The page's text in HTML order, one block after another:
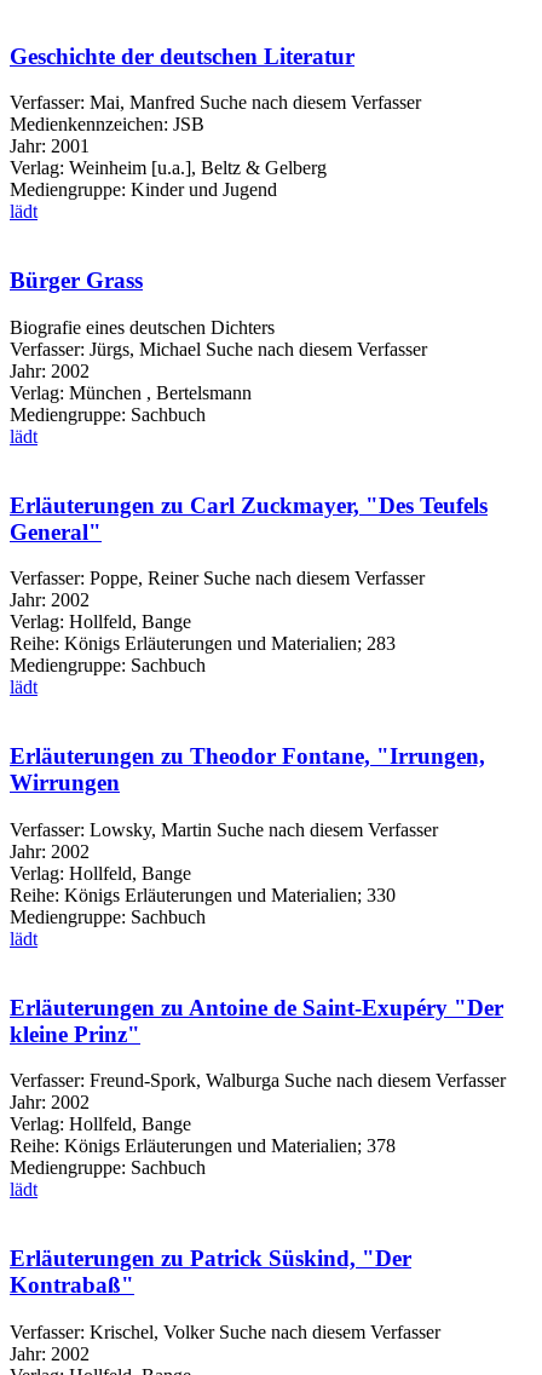
Geschichte der deutschen Literatur
Verfasser: Mai, Manfred Suche nach diesem Verfasser
Medienkennzeichen: JSB
Jahr: 2001
Verlag: Weinheim [u.a.], Beltz & Gelberg
Mediengruppe: Kinder und Jugend
lädt
Bürger Grass
Biografie eines deutschen Dichters
Verfasser: Jürgs, Michael Suche nach diesem Verfasser
Jahr: 2002
Verlag: München , Bertelsmann
Mediengruppe: Sachbuch
lädt
Erläuterungen zu Carl Zuckmayer, "Des Teufels
General"
Verfasser: Poppe, Reiner Suche nach diesem Verfasser
Jahr: 2002
Verlag: Hollfeld, Bange
Reihe: Königs Erläuterungen und Materialien; 283
Mediengruppe: Sachbuch
lädt
Erläuterungen zu Theodor Fontane, "Irrungen,
Wirrungen
Verfasser: Lowsky, Martin Suche nach diesem Verfasser
Jahr: 2002
Verlag: Hollfeld, Bange
Reihe: Königs Erläuterungen und Materialien; 330
Mediengruppe: Sachbuch
lädt
Erläuterungen zu Antoine de Saint-Exupéry "Der
kleine Prinz"
Verfasser: Freund-Spork, Walburga Suche nach diesem Verfasser
Jahr: 2002
Verlag: Hollfeld, Bange
Reihe: Königs Erläuterungen und Materialien; 378
Mediengruppe: Sachbuch
lädt
Erläuterungen zu Patrick Süskind, "Der
Kontrabaß"
Verfasser: Krischel, Volker Suche nach diesem Verfasser
Jahr: 2002